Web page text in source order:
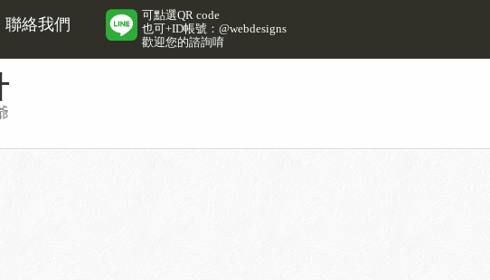
聯絡我們
可點選QR code
也可+ID帳號：@webdesigns
歡迎您的諮詢唷